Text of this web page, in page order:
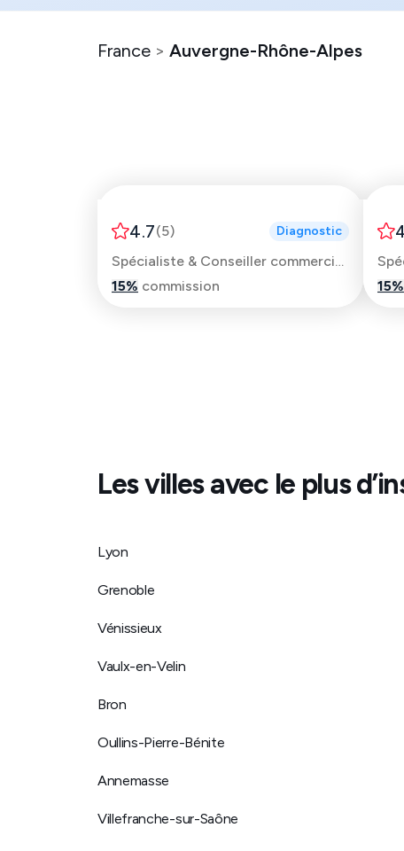
France > Auvergne-Rhône-Alpes
4.7(5) Diagnostic
Spécialiste & Conseiller commercial automobile
15% commission
15%
Les villes avec le plus
Lyon
Grenoble
Vénissieux
Vaulx-en-Velin
Bron
Oullins-Pierre-Bénite
Annemasse
Villefranche-sur-Saône